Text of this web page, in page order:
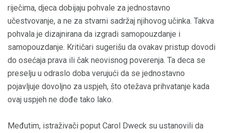
riječima, djeca dobijaju pohvale za jednostavno
učestvovanje, a ne za stvarni sadržaj njihovog učinka. Takva
pohvala je dizajnirana da izgradi samopouzdanje i
samopouzdanje. Kritičari sugerišu da ovakav pristup dovodi
do osećaja prava ili čak neovisnog poverenja. Ta deca se
preselju u odraslo doba verujući da se jednostavno
pojavljuje dovoljno za uspjeh, što otežava prihvatanje kada
ovaj uspjeh ne dođe tako lako.
Međutim, istraživači poput Carol Dweck su ustanovili da